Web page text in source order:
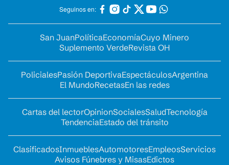
Seguinos en:
San JuanPolíticaEconomíaCuyo Minero
Suplemento VerdeRevista OH
PolicialesPasión DeportivaEspectáculosArgentina
El MundoRecetasEn las redes
Cartas del lectorOpinionSocialesSaludTecnología
TendenciaEstado del tránsito
ClasificadosInmueblesAutomotoresEmpleosServicios
Avisos Fúnebres y MisasEdictos